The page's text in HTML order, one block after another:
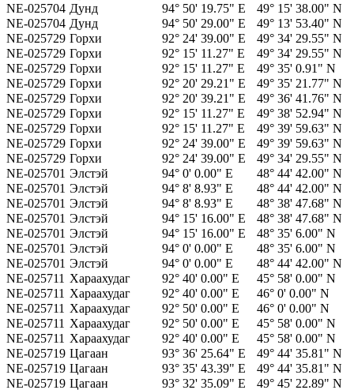
NE-025704 Дунд 94° 50' 19.75" E
49° 15' 38.00" N
NE-025704 Дунд 94° 50' 29.00" E
49° 13' 53.40" N
NE-025729 Горхи 92° 24' 39.00" E
49° 34' 29.55" N
NE-025729 Горхи 92° 15' 11.27" E
49° 34' 29.55" N
NE-025729 Горхи 92° 15' 11.27" E
49° 35' 0.91" N
NE-025729 Горхи 92° 20' 29.21" E
49° 35' 21.77" N
NE-025729 Горхи 92° 20' 39.21" E
49° 36' 41.76" N
NE-025729 Горхи 92° 15' 11.27" E
49° 38' 52.94" N
NE-025729 Горхи 92° 15' 11.27" E
49° 39' 59.63" N
NE-025729 Горхи 92° 24' 39.00" E
49° 39' 59.63" N
NE-025729 Горхи 92° 24' 39.00" E
49° 34' 29.55" N
NE-025701 Элстэй 94° 0' 0.00" E
48° 44' 42.00" N
NE-025701 Элстэй 94° 8' 8.93" E
48° 44' 42.00" N
NE-025701 Элстэй 94° 8' 8.93" E
48° 38' 47.68" N
NE-025701 Элстэй 94° 15' 16.00" E
48° 38' 47.68" N
NE-025701 Элстэй 94° 15' 16.00" E
48° 35' 6.00" N
NE-025701 Элстэй 94° 0' 0.00" E
48° 35' 6.00" N
NE-025701 Элстэй 94° 0' 0.00" E
48° 44' 42.00" N
NE-025711 Хараахудаг 92° 40' 0.00" E
45° 58' 0.00" N
NE-025711 Хараахудаг 92° 40' 0.00" E
46° 0' 0.00" N
NE-025711 Хараахудаг 92° 50' 0.00" E
46° 0' 0.00" N
NE-025711 Хараахудаг 92° 50' 0.00" E
45° 58' 0.00" N
NE-025711 Хараахудаг 92° 40' 0.00" E
45° 58' 0.00" N
NE-025719 Цагаан 93° 36' 25.64" E
49° 44' 35.81" N
NE-025719 Цагаан 93° 35' 43.39" E
49° 44' 35.81" N
NE-025719 Цагаан 93° 32' 35.09" E
49° 45' 22.89" N